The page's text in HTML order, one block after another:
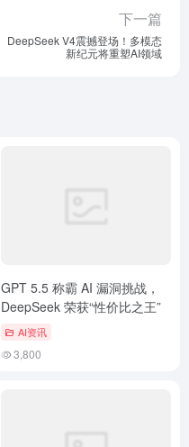
下一篇
DeepSeek V4震撼登场！多模态
新纪元将重塑AI领域
GPT 5.5 称霸 AI 漏洞挑战，
DeepSeek 荣获“性价比之王”
AI资讯
3,800